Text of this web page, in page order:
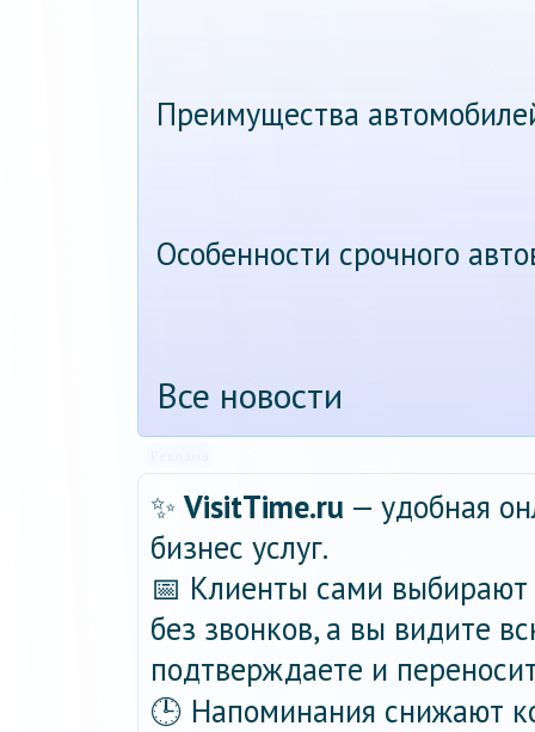
Преимущества
Особенности срочного
Все новости
✨ VisitTime.ru — удобная
бизнес услуг.
📅 Клиенты сами
без звонков, а вы видите
подтверждаете и
🕒 Напоминания снижают